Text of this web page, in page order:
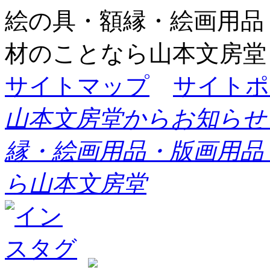
絵の具・額縁・絵画用
材のことなら山本文房堂
サイトマップ
サイト
山本文房堂からお知ら
縁・絵画用品・版画用
ら山本文房堂